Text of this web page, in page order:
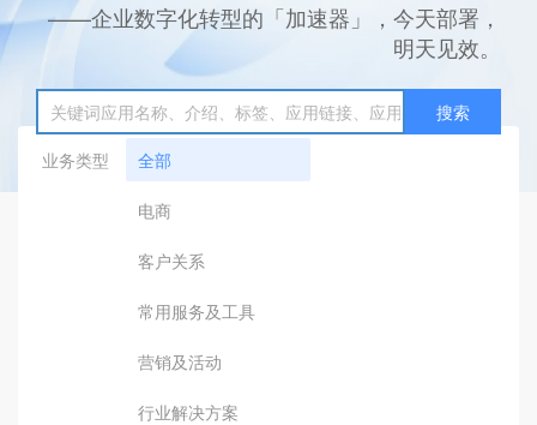
——企业数字化转型的「加速器」，今天部署，
明天见效。
搜索
业务类型
全部
电商
客户关系
常用服务及工具
营销及活动
行业解决方案